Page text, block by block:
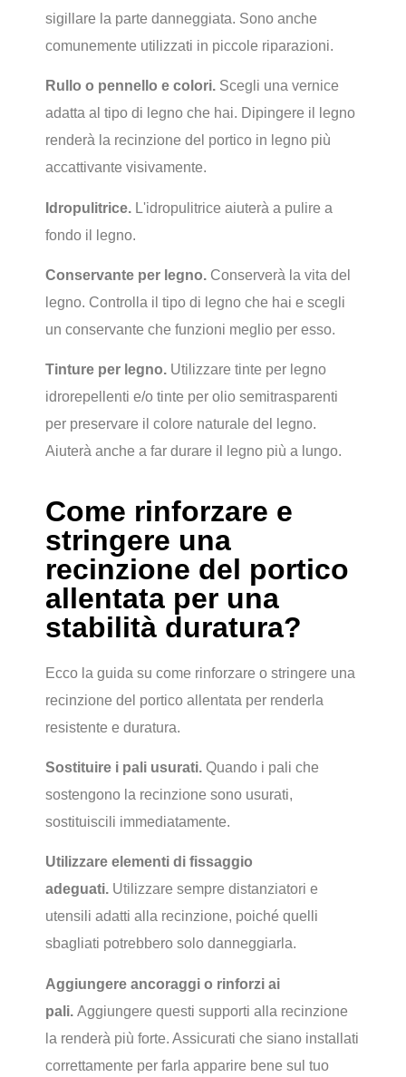
sigillare la parte danneggiata. Sono anche
comunemente utilizzati in piccole riparazioni.
Rullo o pennello e colori. Scegli una vernice
adatta al tipo di legno che hai. Dipingere il legno
renderà la recinzione del portico in legno più
accattivante visivamente.
Idropulitrice. L'idropulitrice aiuterà a pulire a
fondo il legno.
Conservante per legno. Conserverà la vita del
legno. Controlla il tipo di legno che hai e scegli
un conservante che funzioni meglio per esso.
Tinture per legno. Utilizzare tinte per legno
idrorepellenti e/o tinte per olio semitrasparenti
per preservare il colore naturale del legno.
Aiuterà anche a far durare il legno più a lungo.
Come rinforzare e
stringere una
recinzione del portico
allentata per una
stabilità duratura?
Ecco la guida su come rinforzare o stringere una
recinzione del portico allentata per renderla
resistente e duratura.
Sostituire i pali usurati. Quando i pali che
sostengono la recinzione sono usurati,
sostituiscili immediatamente.
Utilizzare elementi di fissaggio
adeguati. Utilizzare sempre distanziatori e
utensili adatti alla recinzione, poiché quelli
sbagliati potrebbero solo danneggiarla.
Aggiungere ancoraggi o rinforzi ai
pali. Aggiungere questi supporti alla recinzione
la renderà più forte. Assicurati che siano installati
correttamente per farla apparire bene sul tuo